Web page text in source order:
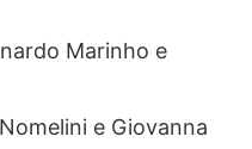
Marinho e
e Giovanna